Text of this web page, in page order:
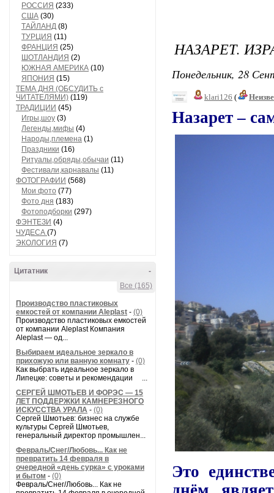
РОССИЯ (233)
США (30)
ТАЙЛАНД (8)
ТУРЦИЯ (11)
ФРАНЦИЯ (25)
ШОТЛАНДИЯ (2)
ЮЖНАЯ АМЕРИКА (10)
ЯПОНИЯ (15)
ТЕМА ДНЯ (ОБСУДИТЬ с
ЧИТАТЕЛЯМИ) (119)
ТРАДИЦИИ (45)
Игры,шоу (3)
Легенды,мифы (4)
Народы,племена (1)
Праздники (16)
Ритуалы,обряды,обычаи (11)
Фестивали,карнавалы (11)
ФОТОГРАФИИ (568)
Мои фото (77)
Фото дня (183)
Фотоподборки (297)
ФЭНТЕЗИ (4)
ЧУДЕСА (7)
ЭКОЛОГИЯ (7)
-
Цитатник
Все (165)
Производство пластиковых
емкостей от компании Aleplast - (0)
Производство пластиковых емкостей
от компании Aleplast Компания
Aleplast — од...
Выбираем идеальное зеркало в
прихожую или ванную комнату - (0)
Как выбрать идеальное зеркало в
Липецке: советы и рекомендации ...
СЕРГЕЙ ШМОТЬЕВ И ФОРЭС — 15
ЛЕТ ПОДДЕРЖКИ КАМНЕРЕЗНОГО
ИСКУССТВА УРАЛА - (0)
Сергей Шмотьев: бизнес на службе
культуры Сергей Шмотьев,
генеральный директор промышлен...
Февраль/Снег/Любовь... Как не
превратить 14 февраля в
очередной «день сурка» с уроками
и бытом - (0)
Февраль/Снег/Любовь... Как не
НАЗАРЕТ.
Понедельник, 28
klari126 (
Назарет –
Это